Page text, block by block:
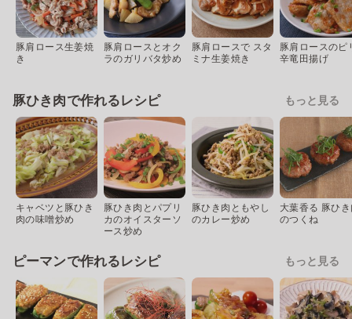
豚肩ロース生姜焼
き
豚肩ロースとオク
ラのガリバタ炒め
豚肩ロースで スタ
ミナ生姜焼き
豚肩ロースのピ
辛竜田揚げ
豚ひき肉で作れるレシピ もっと見る
キャベツと豚ひき
肉の味噌炒め
豚ひき肉とパプリ
カのオイスターソ
ース炒め
豚ひき肉ともやし
のカレー炒め
大葉香る 豚ひ
のつくね
ピーマンで作れるレシピ もっと見る